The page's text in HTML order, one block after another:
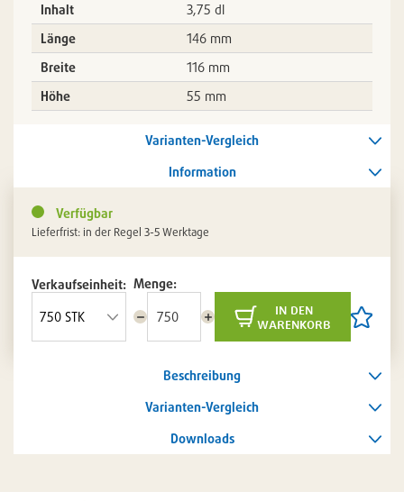
Inhalt
3,75 dl
Länge
146 mm
Breite
116 mm
Höhe
55 mm
Varianten-Vergleich
Information
Verfügbar
Lieferfrist: in der Regel 3-5 Werktage
Verkaufseinheit: Menge:
Menge
Menge
in den
warenkorb
Artikel
setzen
Beschreibung
Varianten-Vergleich
Downloads